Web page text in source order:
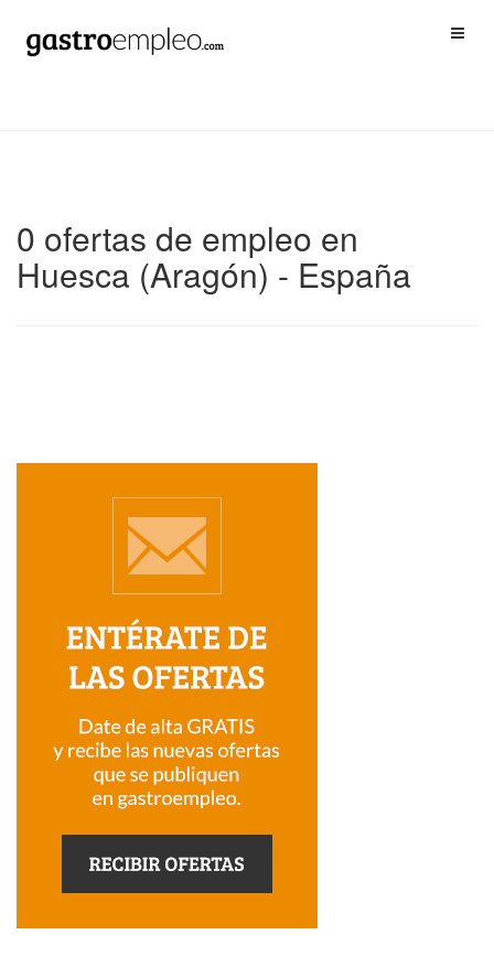
0 ofertas de empleo en
Huesca (Aragón) - España